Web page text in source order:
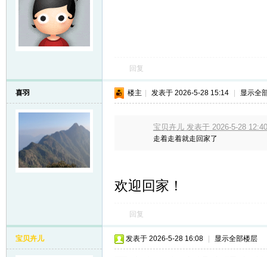
回复
喜羽 楼主 发表于 2026-5-28 15:14 显示全
宝贝卉儿 发表于 2026-5-28 12:40
走着走着就走回家了
欢迎回家！
回复
宝贝卉儿 发表于 2026-5-28 16:08 显示全部楼层